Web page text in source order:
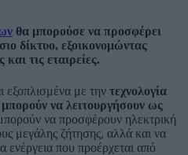
θα μπορούσε να προσφέρει
δίκτυο, εξοικονομώντας
τις εταιρείες.
εξοπλισμένα με την τεχνολογία
να λειτουργήσουν ως
να προσφέρουν ηλεκτρική
μεγάλης ζήτησης, αλλά και να
που προέρχεται από